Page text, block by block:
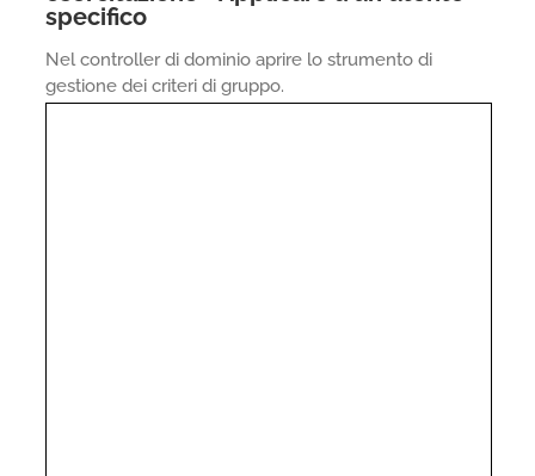
specifico
Nel controller di dominio aprire lo strumento di
gestione dei criteri di gruppo.